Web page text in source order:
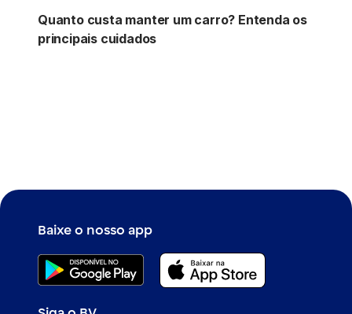
Quanto custa manter um carro? Entenda os
principais cuidados
Baixe o nosso app